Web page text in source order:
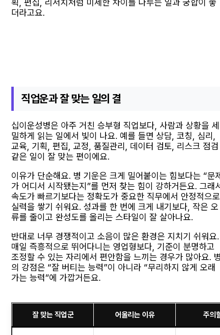
획, 편집, 리서치처럼 미세한 차이를 다루는 일과 궁합이 좋
더라고요.
직업운과 잘 맞는 일의 결
십이운성병은 아주 거친 승부형 직업보다, 사람과 상황을 세
밀하게 읽는 일에서 빛이 나요. 예를 들면 상담, 코칭, 심리,
교육, 기획, 편집, 교정, 품질관리, 데이터 검토, 리스크 점검
같은 일이 잘 맞는 편이에요.
이유가 단순해요. 병 기운은 크게 밀어붙이는 힘보다는 “문
가 어디서 시작됐는지”를 먼저 찾는 힘이 강하거든요. 그래
속도가 빠르기보다는 정확도가 중요한 직무에서 안정적으로
실력을 쌓기 쉬워요. 성과를 한 번에 크게 내기보다, 작은 오
류를 줄이고 완성도를 올리는 스타일이 잘 살아나요.
반대로 너무 경쟁적이고 소음이 많은 환경은 지치기 쉬워요.
매일 즉흥적으로 뛰어다니는 영업형보다, 기준이 분명하고
조정할 수 있는 자리에서 편안함을 느끼는 경우가 많아요.
의 강점은 “잘 버티는 능력”이 아니라 “무리하지 않게 오래
가는 능력”에 가깝거든요.
잘 맞는 직업군 어울리는 이유 주의